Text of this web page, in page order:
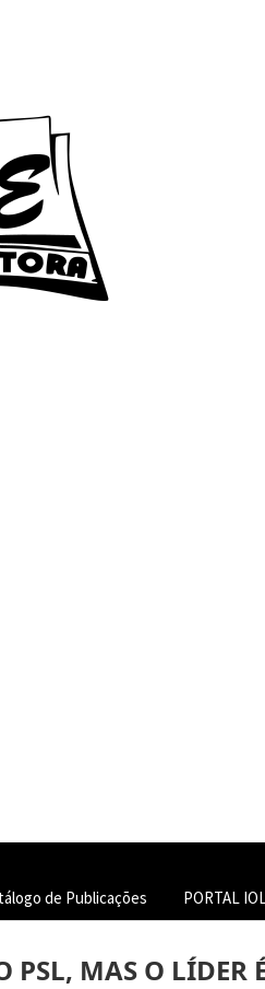
de Publicações PORTAL
PSL, MAS O LÍDER